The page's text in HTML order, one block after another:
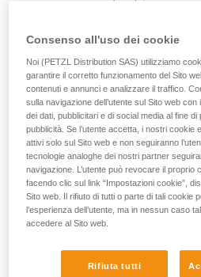
Consenso all'uso dei cookie
Noi (PETZL Distribution SAS) utilizziamo
garantire il corretto funzionamento del Sito
contenuti e annunci e analizzare il traffico.
sulla navigazione dell’utente sul Sito web
dei dati, pubblicitari e di social media al fine
pubblicità. Se l’utente accetta, i nostri cookie
attivi solo sul Sito web e non seguiranno
tecnologie analoghe dei nostri partner
navigazione. L’utente può revocare il proprio
facendo clic sul link “Impostazioni cookie”,
Sito web. Il rifiuto di tutti o parte di tali cookie
l’esperienza dell’utente, ma in nessun caso
accedere al Sito web.
Rifiuta tutti